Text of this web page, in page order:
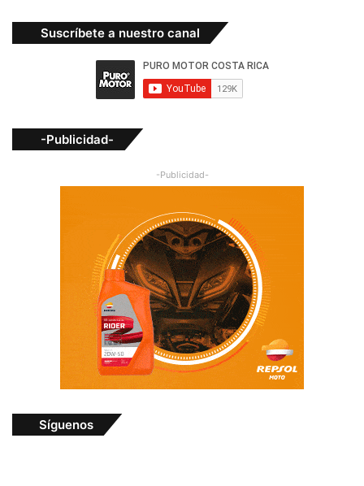
Suscríbete a nuestro canal
-Publicidad-
-Publicidad-
Síguenos